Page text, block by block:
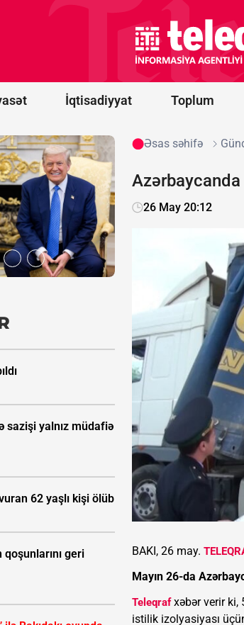
İqtisadiyyat Toplum
Vens və Modi
ABŞ-
Hindistan
əməkdaşlığını
müzakirə
sazişi yalnız müdafiə
62 yaşlı kişi ölüb
geri
Əsas səhifə
26 May 20:12
BAKI, 26 may.
Mayın 26-da
Teleqrafxəbər verir ki,
istilik izolyasiyası